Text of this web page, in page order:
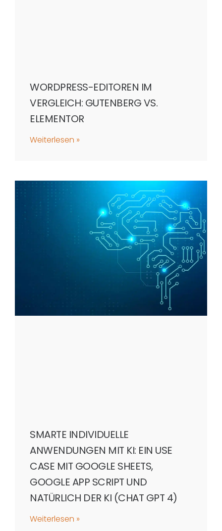
WORDPRESS-EDITOREN IM
VERGLEICH: GUTENBERG VS.
ELEMENTOR
Weiterlesen »
SMARTE INDIVIDUELLE
ANWENDUNGEN MIT KI: EIN USE
CASE MIT GOOGLE SHEETS,
GOOGLE APP SCRIPT UND
NATÜRLICH DER KI (CHAT GPT 4)
Weiterlesen »